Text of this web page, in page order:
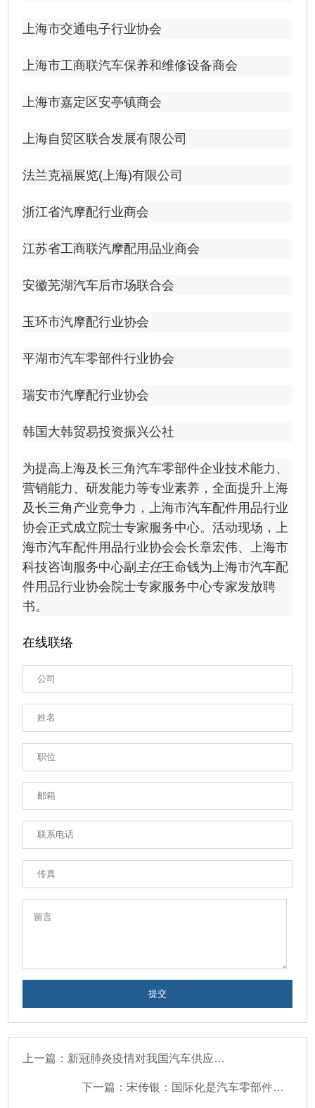
上海市交通电子行业协会
上海市工商联汽车保养和维修设备商会
上海市嘉定区安亭镇商会
上海自贸区联合发展有限公司
法兰克福展览(上海)有限公司
浙江省汽摩配行业商会
江苏省工商联汽摩配用品业商会
安徽芜湖汽车后市场联合会
玉环市汽摩配行业协会
平湖市汽车零部件行业协会
瑞安市汽摩配行业协会
韩国大韩贸易投资振兴公社
为提高上海及长三角汽车零部件企业技术能力、
营销能力、研发能力等专业素养，全面提升上海
及长三角产业竞争力，上海市汽车配件用品行业
协会正式成立院士专家服务中心。活动现场，上
海市汽车配件用品行业协会会长章宏伟、上海市
科技咨询服务中心副 主任王命钱为上海市汽车配
件用品行业协会院士专家服务中心专家发放聘
书。
在线联络
上一篇：新冠肺炎疫情对我国汽车供应链的影响和建议
下一篇：宋传银：国际化是汽车零部件企业提升竞争力的必然选择